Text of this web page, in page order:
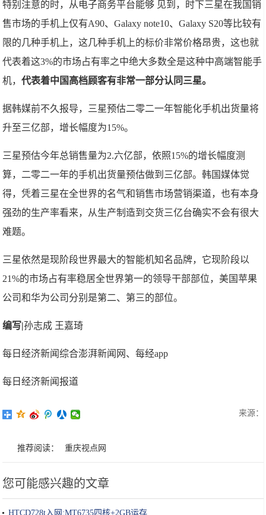
特别注意的时，从电子商务平台能够 见到，时下三星在我国销
售市场的手机上仅有A90、Galaxy note10、Galaxy S20等比较有
限的几种手机上，这几种手机上的标价非常价格昂贵，这也就
代表着这3%的市场占有率之中绝大多数全是这种中高端智能手
机，代表着中国高档顾客有非常一部分认同三星。
据韩媒前不久报导，三星预估二零二一年智能化手机出货量将
升至三亿部，增长幅度为15%。
三星预估今年总销售量为2.六亿部，依照15%的增长幅度测
算，二零二一年的手机出货量预估做到三亿部。韩国媒体觉
得，凭着三星在全世界的名气和销售市场营销渠道，也有本身
强劲的生产率看来，从生产制造到交货三亿台确实不会有很大
难题。
三星依然是现阶段世界最大的智能机知名品牌，它现阶段以
21%的市场占有率稳居全世界第一的领导干部部位，美国苹果
公司和华为公司分别是第二、第三的部位。
编写|孙志成 王嘉琦
每日经济新闻综合澎湃新闻网、每经app
每日经济新闻报道
来源：
推荐阅读： 重庆视点网
您可能感兴趣的文章
HTCD728t入网:MT6735四核+2GB运存